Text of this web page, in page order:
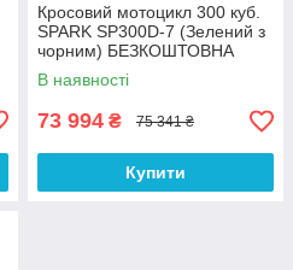
Кросовий мотоцикл 300 куб.
SPARK SP300D-7 (Зелений з
чорним) БЕЗКОШТОВНА
ДОСТАВКА
В наявності
73 994 ₴ 75 341 ₴
Купити